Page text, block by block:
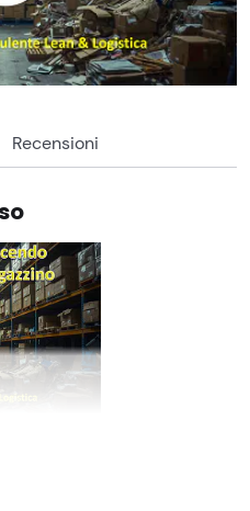
Recensioni
Scopri i